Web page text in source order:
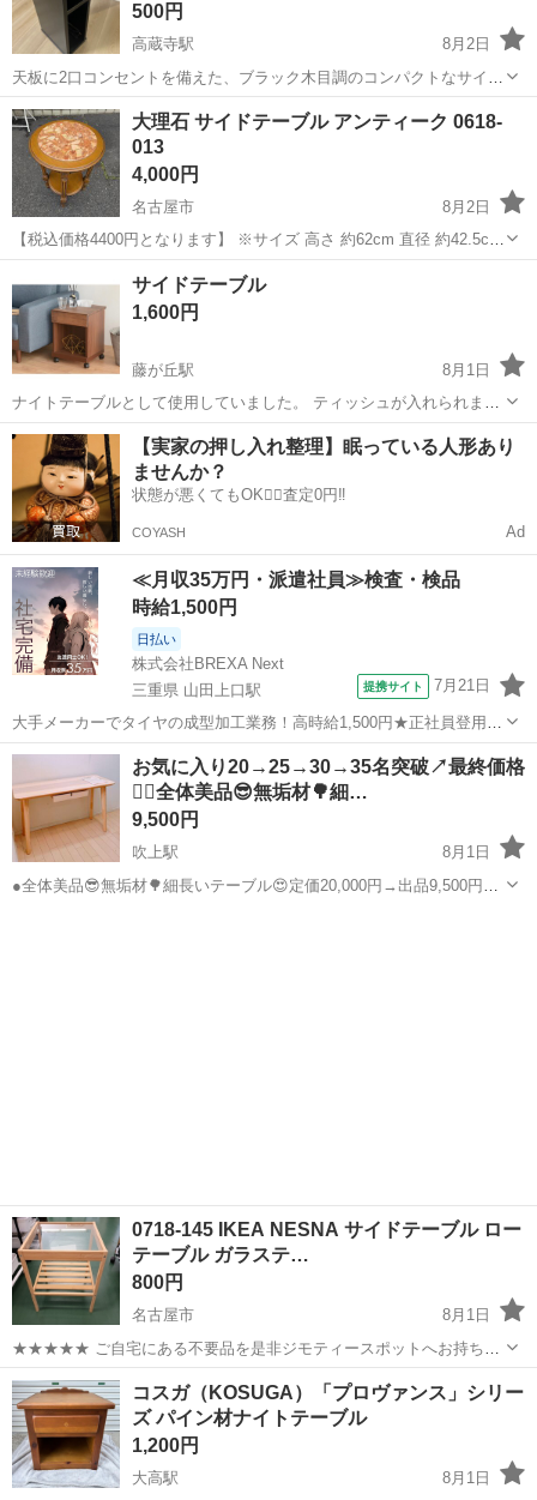
500円
高蔵寺駅
8月2日
天板に2口コンセントを備えた、ブラック木目調のコンパクトなサイド
テーブルです。 - カラー: ブラック - 機能: 2口コンセント付き - 構造: 2
段収納棚 サイズ: 幅170mmx奥行260mmx高さ510mm 即...
愛知 春日井市 高蔵寺駅 テーブル
大理石 サイドテーブル アンティーク 0618-
013
4,000円
名古屋市
8月2日
【税込価格4400円となります】 ※サイズ 高さ 約62cm 直径 約42.5cm
リユース家電- ̗̀ 𖤐家具はグラシアスにGO✰*。 写真に写る物のみ。 傷
汚れは中古品ですのでございますが個人的に見てそこまでの傷や...
名古屋市 テーブル
サイドテーブル
1,600円
藤が丘駅
8月1日
ナイトテーブルとして使用していました。 ティッシュが入れられま
す。 小さな引き出しがあります。 12500円くらいで買いました。 キャ
スターはありません。
愛知 名古屋市 藤が丘駅 テーブル
【実家の押し入れ整理】眠っている人形あり
ませんか？
状態が悪くてもOK🙆‍♀️査定0円‼️
COYASH Ad
≪月収35万円・派遣社員≫検査・検品
時給1,500円
日払い
株式会社BREXA Next
三重県 山田上口駅
提携サイト 7月21日
大手メーカーでタイヤの成型加工業務！高時給1,500円★正社員登用制
度あり！ワンルーム寮完備！マイカー通勤OK！無料駐車場あり！《三
重県伊勢市》 人気の工場のお仕事 ◇タイヤの製造◇ トラック・バ
ス・RV車用を中心とした...
三重 伊勢市 山田上口駅 その他
お気に入り20→25→30→35名突破↗️最終価格
🙇‍♀️全体美品😎無垢材🌳細…
9,500円
吹上駅
8月1日
●全体美品😎無垢材🌳細長いテーブル😍定価20,000円→出品9,500円❤️
0718-145 IKEA NESNA サイドテーブル ロー
テーブル ガラステ…
800円
名古屋市
8月1日
★★★★★ ご自宅にある不要品を是非ジモティースポットへお持ち込
みしませんか？ 家電、趣味・スポーツ・レジャー用品、こども用品、
衣料服飾品、生活雑貨、家具、本、CD・DVDなどが無料でまとめて持
ち込めます！ ※詳細はこ...
愛知 名古屋市 テーブル
コスガ（KOSUGA）「プロヴァンス」シリー
ズ パイン材ナイトテーブル
1,200円
大高駅
8月1日